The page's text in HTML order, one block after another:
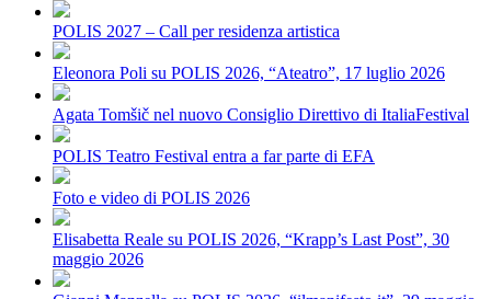
POLIS 2027 – Call per residenza artistica
Eleonora Poli su POLIS 2026, “Ateatro”, 17 luglio 2026
Agata Tomšič nel nuovo Consiglio Direttivo di ItaliaFestival
POLIS Teatro Festival entra a far parte di EFA
Foto e video di POLIS 2026
Elisabetta Reale su POLIS 2026, “Krapp’s Last Post”, 30
maggio 2026